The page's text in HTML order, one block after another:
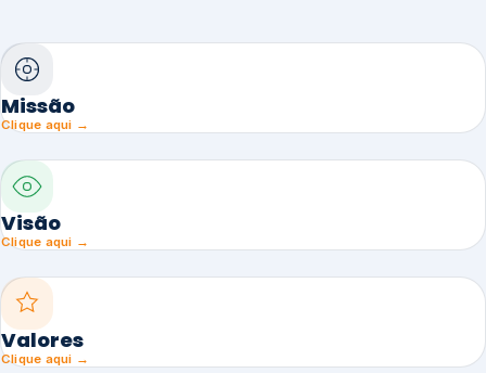
Missão
Clique aqui →
Visão
Clique aqui →
Valores
Clique aqui →